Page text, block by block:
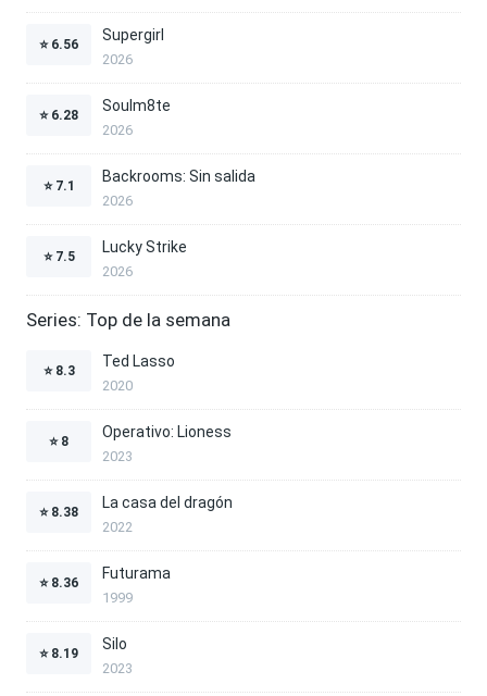
⭐ 6.56
Supergirl
2026
⭐ 6.28
Soulm8te
2026
⭐ 7.1
Backrooms: Sin salida
2026
⭐ 7.5
Lucky Strike
2026
Series: Top de la semana
⭐ 8.3
Ted Lasso
2020
⭐ 8
Operativo: Lioness
2023
⭐ 8.38
La casa del dragón
2022
⭐ 8.36
Futurama
1999
⭐ 8.19
Silo
2023